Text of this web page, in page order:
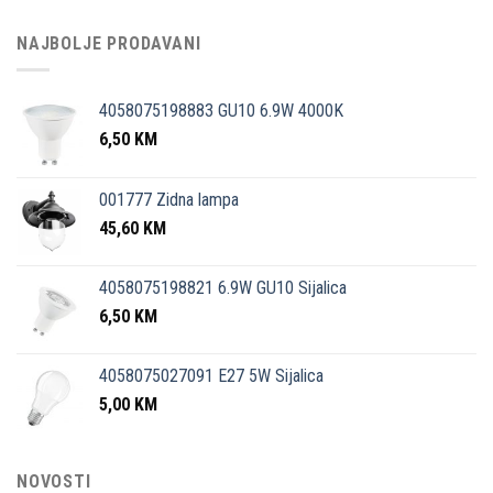
NAJBOLJE PRODAVANI
4058075198883 GU10 6.9W 4000K
6,50 KM
001777 Zidna lampa
45,60 KM
4058075198821 6.9W GU10 Sijalica
6,50 KM
4058075027091 E27 5W Sijalica
5,00 KM
NOVOSTI